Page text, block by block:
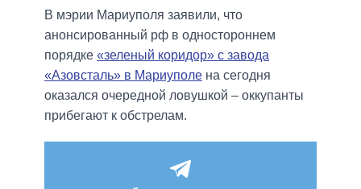
В мэрии Мариуполя заявили, что
анонсированный рф в одностороннем
порядке «зеленый коридор» с завода
«Азовсталь» в Мариуполе на сегодня
оказался очередной ловушкой – оккупанты
прибегают к обстрелам.